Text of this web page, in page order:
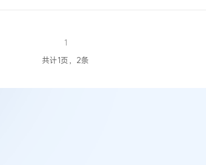
1
共计1页，2条